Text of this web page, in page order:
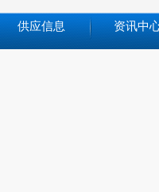
供应信息 资讯中